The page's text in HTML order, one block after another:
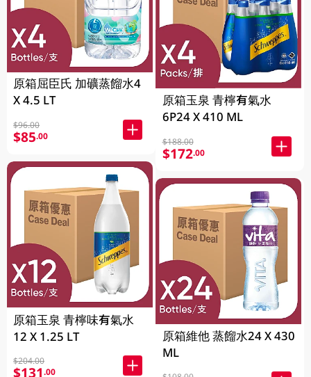
原箱屈臣氏 加礦蒸餾水4
X 4.5 LT
$96.00
$85.00
原箱玉泉 青檸味有氣水
12 X 1.25 LT
$204.00
$131.00
原箱玉泉 青檸有氣水
6P24 X 410 ML
$188.00
$172.00
原箱維他 蒸餾水24 X 430
ML